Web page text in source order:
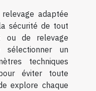
adaptée
sécurité de tout
ou de relevage
sélectionner un
techniques
éviter toute
explore chaque